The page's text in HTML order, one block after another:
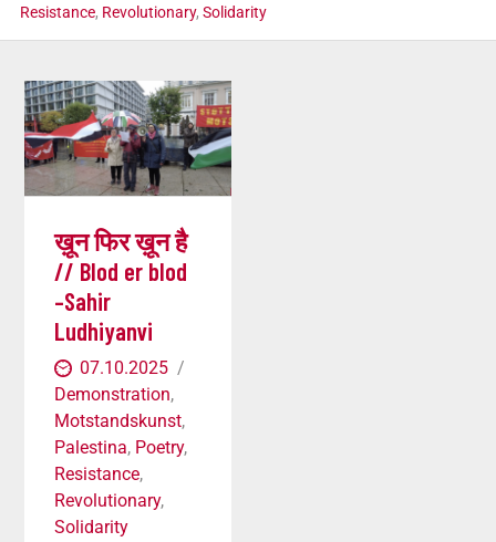
Resistance, Revolutionary, Solidarity
ख़ून फिर ख़ून है
// Blod er blod
–Sahir
Ludhiyanvi
07.10.2025
Demonstration,
Motstandskunst,
Palestina, Poetry,
Resistance,
Revolutionary,
Solidarity